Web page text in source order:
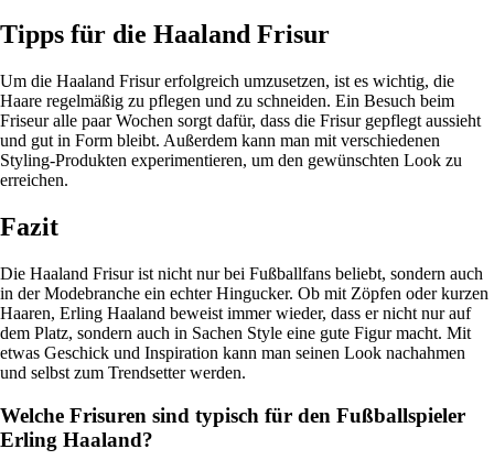
Tipps für die Haaland Frisur
Um die Haaland Frisur erfolgreich umzusetzen, ist es wichtig, die
Haare regelmäßig zu pflegen und zu schneiden. Ein Besuch beim
Friseur alle paar Wochen sorgt dafür, dass die Frisur gepflegt aussieht
und gut in Form bleibt. Außerdem kann man mit verschiedenen
Styling-Produkten experimentieren, um den gewünschten Look zu
erreichen.
Fazit
Die Haaland Frisur ist nicht nur bei Fußballfans beliebt, sondern auch
in der Modebranche ein echter Hingucker. Ob mit Zöpfen oder kurzen
Haaren, Erling Haaland beweist immer wieder, dass er nicht nur auf
dem Platz, sondern auch in Sachen Style eine gute Figur macht. Mit
etwas Geschick und Inspiration kann man seinen Look nachahmen
und selbst zum Trendsetter werden.
Welche Frisuren sind typisch für den Fußballspieler
Erling Haaland?